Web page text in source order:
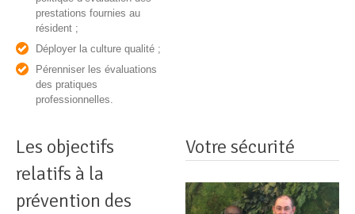
prestations fournies au
résident ;
Déployer la culture qualité ;
Pérenniser les évaluations
des pratiques
professionnelles.
Les objectifs
relatifs à la
prévention des
Votre sécurité